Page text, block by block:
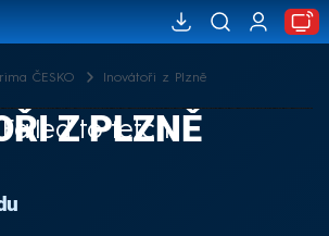
ČESKO Inovátoři z Plzně
Failed to fetch
Z PLZNĚ